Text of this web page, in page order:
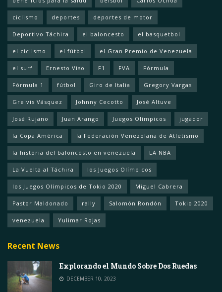
ciclismo deportes deportes de motor
Deportivo Táchira el baloncesto el basquetbol
el ciclismo el fútbol el Gran Premio de Venezuela
el surf Ernesto Viso F1 FVA Fórmula
Fórmula 1 fútbol Giro de Italia Gregory Vargas
Greivis Vásquez Johnny Cecotto José Altuve
José Rujano Juan Arango Juegos Olímpicos jugador
la Copa América la Federación Venezolana de Atletismo
la historia del baloncesto en venezuela LA NBA
La Vuelta al Táchira los Juegos Olímpicos
los Juegos Olímpicos de Tokio 2020 Miguel Cabrera
Pastor Maldonado rally Salomón Rondón Tokio 2020
venezuela Yulimar Rojas
Recent News
Explorando el Mundo Sobre Dos Ruedas
DECEMBER 10, 2023